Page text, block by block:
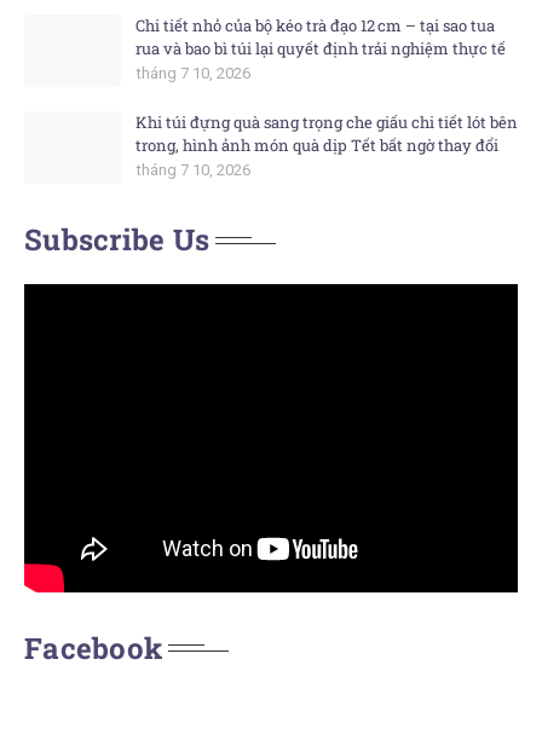
Chi tiết nhỏ của bộ kéo trà đạo 12 cm – tại sao tua
rua và bao bì túi lại quyết định trải nghiệm thực tế
tháng 7 10, 2026
Khi túi đựng quà sang trọng che giấu chi tiết lót bên
trong, hình ảnh món quà dịp Tết bất ngờ thay đổi
tháng 7 10, 2026
Subscribe Us
Facebook